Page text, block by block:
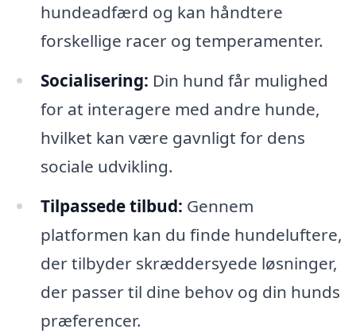
hundeadfærd og kan håndtere
forskellige racer og temperamenter.
Socialisering: Din hund får mulighed
for at interagere med andre hunde,
hvilket kan være gavnligt for dens
sociale udvikling.
Tilpassede tilbud: Gennem
platformen kan du finde hundeluftere,
der tilbyder skræddersyede løsninger,
der passer til dine behov og din hunds
præferencer.